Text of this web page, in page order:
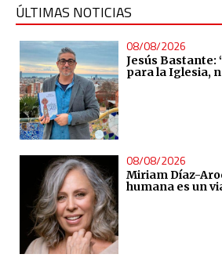
ÚLTIMAS NOTICIAS
08/08/2026
Jesús Bastante:
para la Iglesia,
08/08/2026
Miriam Díaz-
humana es un